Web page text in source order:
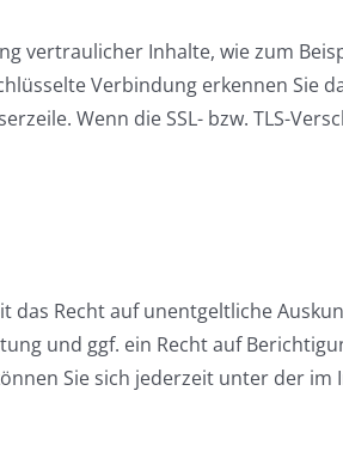
vertraulicher Inhalte, wie zum
Verbindung erkennen Sie
Wenn die SSL- bzw. TLS-
Recht auf unentgeltliche
und ggf. ein Recht auf
Sie sich jederzeit unter der